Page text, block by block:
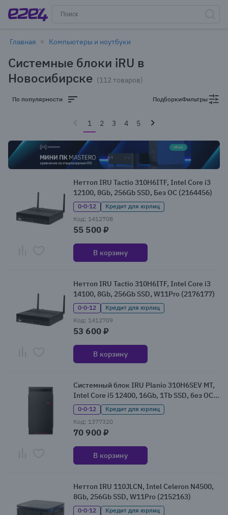
Главная Компьютеры и ноутбуки
Системные блоки iRU в
Новосибирске (112 товаров)
По популярности ПодборкиФильтры
1 2 3 4 5
Неттоп IRU Tactio 310H6ITF, Intel Core i3
12100, 8Gb, 256Gb SSD, Без ОС (2164456)
0·0·12
Кредит для юрлиц
Код: 1412708
55 500 ₽
В корзину
Неттоп IRU Tactio 310H6ITF, Intel Core i3
14100, 8Gb, 256Gb SSD, W11Pro (2176177)
0·0·12
Кредит для юрлиц
Код: 1412709
53 600 ₽
В корзину
Системный блок IRU Planio 310H6SEV MT,
Intel Core i5 12400, 16Gb, 1Tb SSD, без ОС
(2113513)
0·0·12
Кредит для юрлиц
Код: 1377320
70 900 ₽
В корзину
Неттоп IRU 110JLCN, Intel Celeron N4500,
8Gb, 256Gb SSD, W11Pro (2152163)
0·0·12
Кредит для юрлиц